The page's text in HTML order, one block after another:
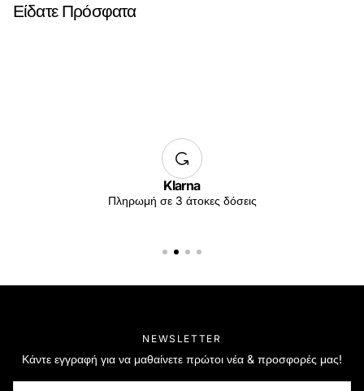
Είδατε Πρόσφατα
Klarna
Πληρωμή σε 3 άτοκες δόσεις
NEWSLETTER
Κάντε εγγραφή για να μαθαίνετε πρώτοι νέα & προσφορές μας!